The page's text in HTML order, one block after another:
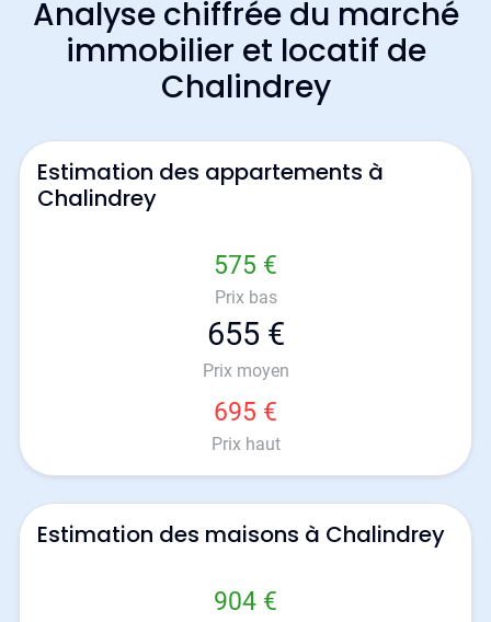
Analyse chiffrée du marché
immobilier et locatif de
Chalindrey
Estimation des appartements à
Chalindrey
575 €
Prix bas
655 €
Prix moyen
695 €
Prix haut
Estimation des maisons à Chalindrey
904 €